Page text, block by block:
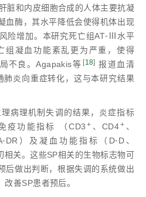
脏和内皮细胞合成的人体主要抗凝
血酶，其水平降低会使得机体出现
险增加。本研究死亡组AT⁃Ⅲ水平
组凝血功能紊乱更为严重，使得
不良。Agapakis等 [18] 报道血清
炎向重症转化，这与本研究结果
病理机制失调的结果，炎症指标
疫功能指标 （CD3 + 、CD4+ 、
）及凝血功能指标（D⁃D、
关。这些SP相关的生物标志物可
后做出判断，根据失调的系统做出
善SP患者预后。